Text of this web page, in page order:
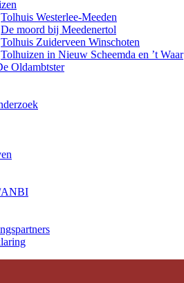
Tolhuis Westerlee-Meeden
De moord bij Meedenertol
Tolhuis Zuiderveen Winschoten
Tolhuizen in Nieuw Scheemda en ’t Waar
Oldambtster
ANBI